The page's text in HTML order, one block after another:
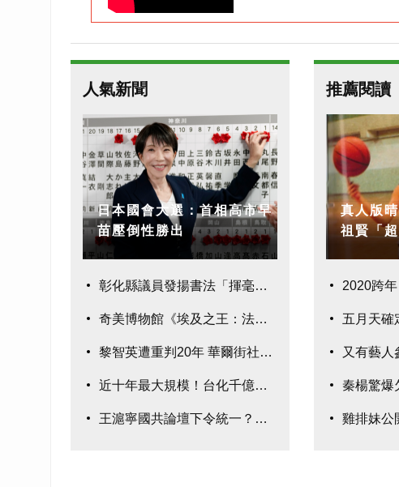
人氣新聞
日本國會大選：首相高市早
苗壓倒性勝出
彰化縣議員發揚書法「揮毫開筆」 命理
奇美博物館《埃及之王：法老》280件真跡鉅獻
黎智英遭重判20年 華爾街社論:示警台灣
近十年最大規模！台化千億元聯貸案完成簽約
王滬寧國共論壇下令統一？國民黨：均屬臆測
推薦閱讀
真人版
祖賢「
2020跨
五月天確
又有藝人
秦楊驚爆
雞排妹公